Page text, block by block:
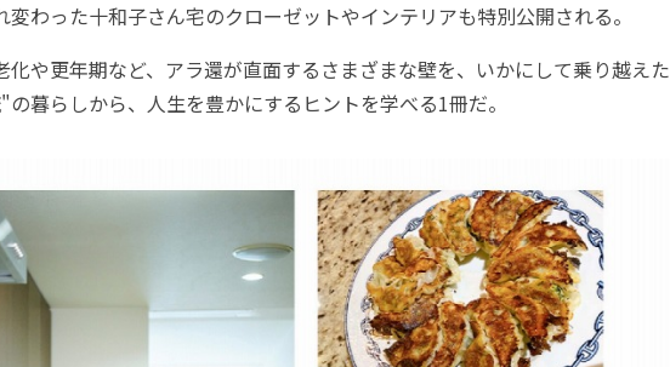
変わった十和子さん宅のクローゼットやインテリアも特別公開される。
や更年期など、アラ還が直面するさまざまな壁を、いかにして乗り越えた
暮らしから、人生を豊かにするヒントを学べる1冊だ。